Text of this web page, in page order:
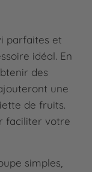
parfaites et
idéal. En
des
une
de fruits.
faciliter votre
simples,